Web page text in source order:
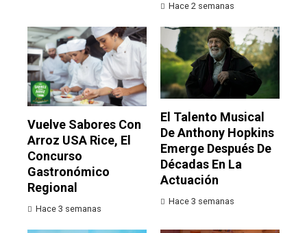
Hace 2 semanas
Vuelve Sabores Con
Arroz USA Rice, El
Concurso
Gastronómico
Regional
Hace 3 semanas
El Talento Musical
De Anthony Hopkins
Emerge Después De
Décadas En La
Actuación
Hace 3 semanas